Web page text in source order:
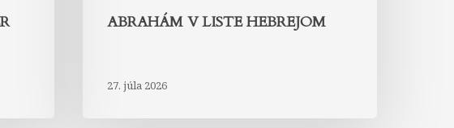
ABRAHÁM V LISTE HEBREJOM
27. júla 2026